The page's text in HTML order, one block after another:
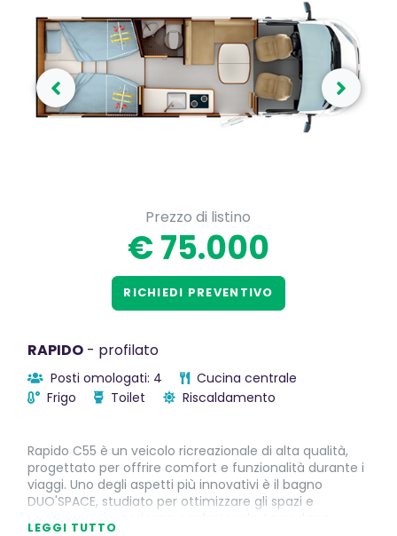
Prezzo di listino
€ 75.000
RICHIEDI PREVENTIVO
RAPIDO - profilato
Posti omologati: 4
Cucina centrale
Frigo
Toilet Riscaldamento
Rapido C55 è un veicolo ricreazionale di alta qualità,
progettato per offrire comfort e funzionalità durante i
viaggi. Uno degli aspetti più innovativi è il bagno
DUO'SPACE, studiato per ottimizzare gli spazi e
LEGGI TUTTO